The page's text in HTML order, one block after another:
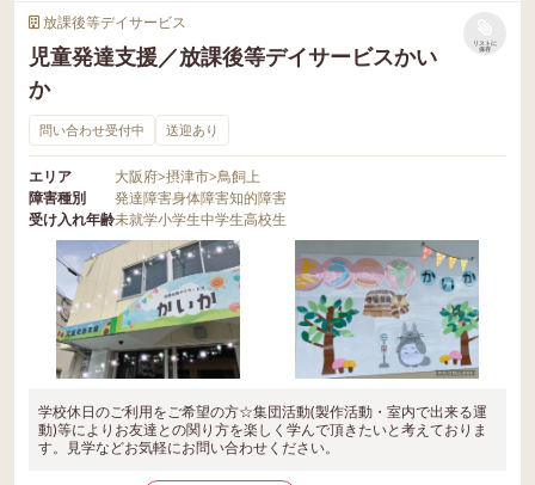
放課後等デイサービス
児童発達支援／放課後等デイサービスかい
か
リストに
保存
問い合わせ受付中 送迎あり
エリア 大阪府>摂津市>鳥飼上
障害種別
発達障害身体障害知的障害
受け入れ年齢未就学小学生中学生高校生
学校休日のご利用をご希望の方☆集団活動(製作活動・室内で出来る運
動)等によりお友達との関り方を楽しく学んで頂きたいと考えておりま
す。見学などお気軽にお問い合わせください。